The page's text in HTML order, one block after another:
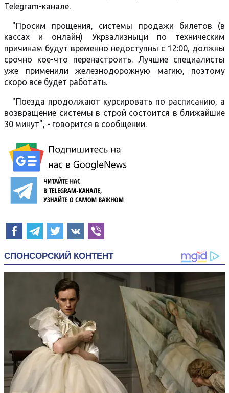
Telegram-канале.
"Просим прощения, системы продажи билетов (в
кассах и онлайн) Укрзализныци по техническим
причинам будут временно недоступны с 12:00, должны
срочно кое-что перенастроить. Лучшие специалисты
уже применили железнодорожную магию, поэтому
скоро все будет работать.
"Поезда продолжают курсировать по расписанию, а
возвращение системы в строй состоится в ближайшие
30 минут", - говорится в сообщении.